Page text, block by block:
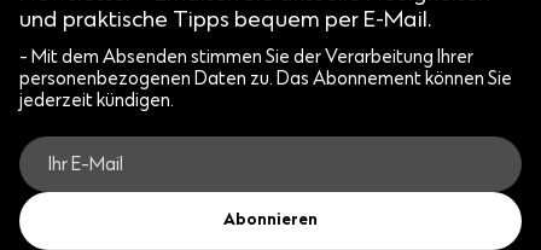
und praktische Tipps bequem per E-Mail.
- Mit dem Absenden stimmen Sie der Verarbeitung Ihrer
personenbezogenen Daten zu. Das Abonnement können Sie
jederzeit kündigen.
Abonnieren